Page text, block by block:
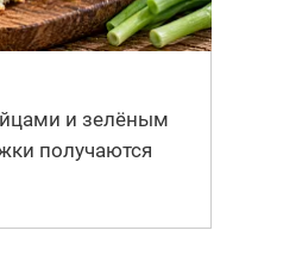
и зелёным
получаются